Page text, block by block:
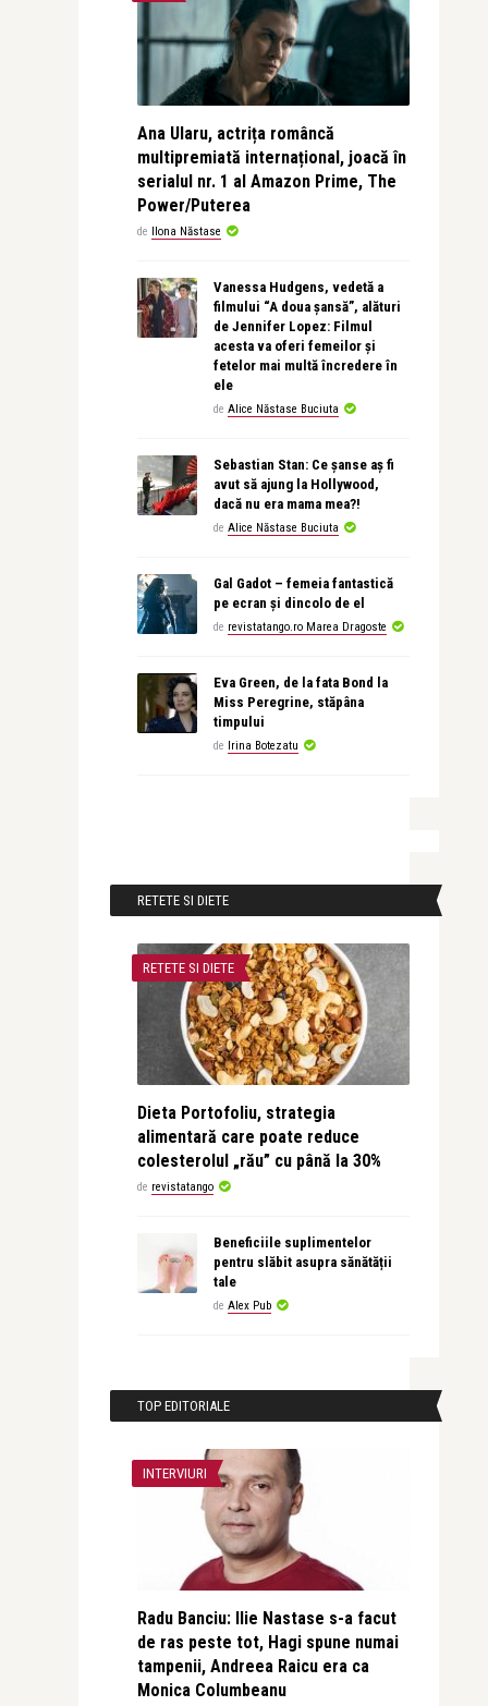
Ana Ularu, actrița româncă
multipremiată internațional, joacă în
serialul nr. 1 al Amazon Prime, The
Power/Puterea
de Ilona Năstase
Vanessa Hudgens, vedetă a
filmului “A doua șansă”, alături
de Jennifer Lopez: Filmul
acesta va oferi femeilor și
fetelor mai multă încredere în
ele
de Alice Năstase Buciuta
Sebastian Stan: Ce șanse aș fi
avut să ajung la Hollywood,
dacă nu era mama mea?!
de Alice Năstase Buciuta
Gal Gadot – femeia fantastică
pe ecran și dincolo de el
de revistatango.ro Marea Dragoste
Eva Green, de la fata Bond la
Miss Peregrine, stăpâna
timpului
de Irina Botezatu
RETETE SI DIETE
RETETE SI DIETE
Dieta Portofoliu, strategia
alimentară care poate reduce
colesterolul „rău” cu până la 30%
de revistatango
Beneficiile suplimentelor
pentru slăbit asupra sănătății
tale
de Alex Pub
TOP EDITORIALE
INTERVIURI
Radu Banciu: Ilie Nastase s-a facut
de ras peste tot, Hagi spune numai
tampenii, Andreea Raicu era ca
Monica Columbeanu